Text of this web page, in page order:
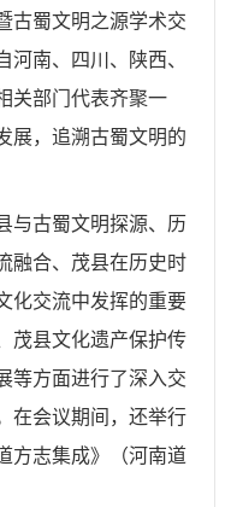
古蜀文明之源学术交
南、四川、陕西、
关部门代表齐聚一
展，追溯古蜀文明的
与古蜀文明探源、历
融合、茂县在历史时
化交流中发挥的重要
茂县文化遗产保护传
等方面进行了深入交
在会议期间，还举行
方志集成》（河南道